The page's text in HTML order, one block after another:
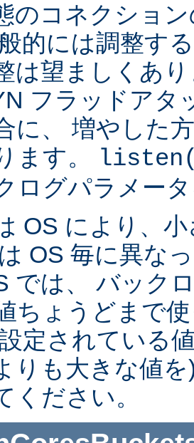
のコネクショ
的には調整す
は望ましくあ
フラッドアタ
に、 増やした
ます。
ログパラメー
OS により、
OS 毎に異な
では、 バック
ちょうどまで
定されている
りも大きな値
ください。